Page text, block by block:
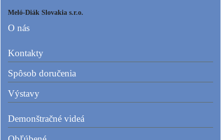
Meló-Diák Slovakia s.r.o.
O nás
Kontakty
Spôsob doručenia
Výstavy
Demonštračné videá